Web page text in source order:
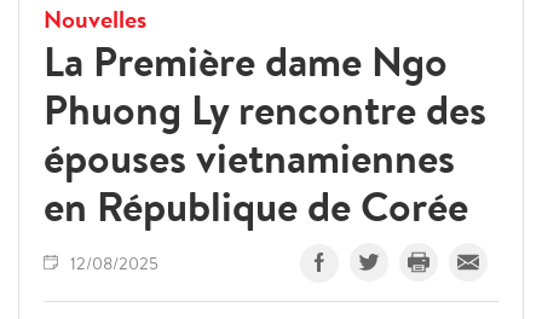
Nouvelles
La Première dame Ngo
Phuong Ly rencontre des
épouses vietnamiennes
en République de Corée
12/08/2025